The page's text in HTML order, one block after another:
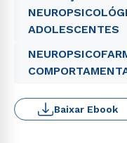
ADOLESCENTES
Baixar Ebook